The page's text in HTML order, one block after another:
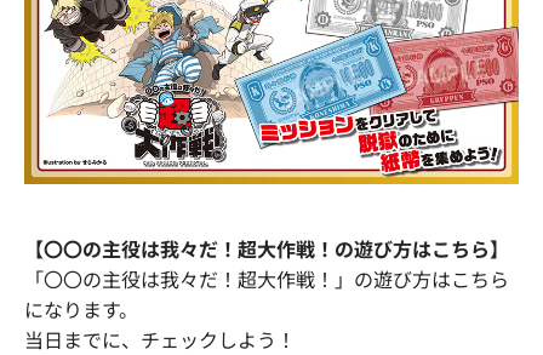
【〇〇の主役は我々だ！超大作戦！の遊び方はこちら】
「〇〇の主役は我々だ！超大作戦！」の遊び方はこちら
になります。
当日までに、チェックしよう！